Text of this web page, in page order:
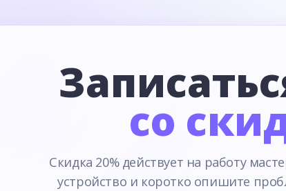
со
Скидка 20% действует на работу
устройство и коротко опишите